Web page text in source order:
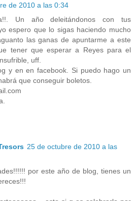
de 2010 a las 0:34
Un año deleitándonos con tus
espero que lo sigas haciendo mucho
las ganas de apuntarme a este
tener que esperar a Reyes para el
uff.
y en en facebook. Si puedo hago un
que conseguir boletos.
25 de octubre de 2010 a las
por este año de blog, tienes un